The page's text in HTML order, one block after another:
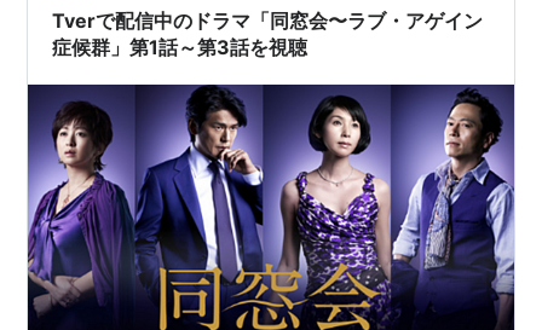
Tverで配信中のドラマ「同窓会〜ラブ・アゲイン
症候群」第1話～第3話を視聴